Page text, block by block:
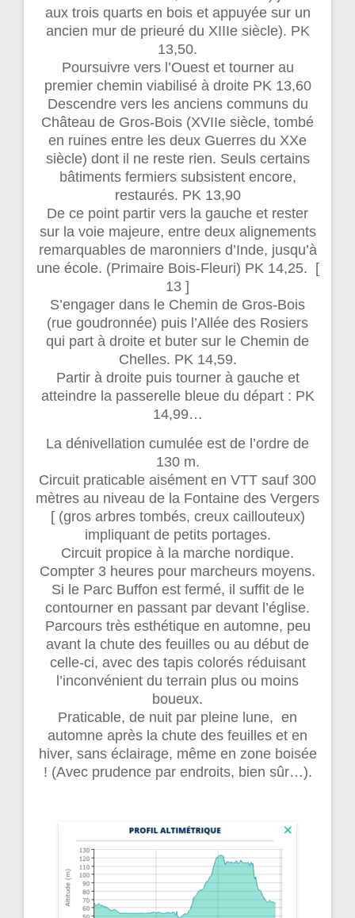
aux trois quarts en bois et appuyée sur un
ancien mur de prieuré du XIIIe siècle). PK
13,50.
Poursuivre vers l’Ouest et tourner au
premier chemin viabilisé à droite PK 13,60
Descendre vers les anciens communs du
Château de Gros-Bois (XVIIe siècle, tombé
en ruines entre les deux Guerres du XXe
siècle) dont il ne reste rien. Seuls certains
bâtiments fermiers subsistent encore,
restaurés. PK 13,90
De ce point partir vers la gauche et rester
sur la voie majeure, entre deux alignements
remarquables de maronniers d’Inde, jusqu’à
une école. (Primaire Bois-Fleuri) PK 14,25. [
13 ]
S’engager dans le Chemin de Gros-Bois
(rue goudronnée) puis l’Allée des Rosiers
qui part à droite et buter sur le Chemin de
Chelles. PK 14,59.
Partir à droite puis tourner à gauche et
atteindre la passerelle bleue du départ : PK
14,99…
La dénivellation cumulée est de l’ordre de
130 m.
Circuit praticable aisément en VTT sauf 300
mètres au niveau de la Fontaine des Vergers
[ (gros arbres tombés, creux caillouteux)
impliquant de petits portages.
Circuit propice à la marche nordique.
Compter 3 heures pour marcheurs moyens.
Si le Parc Buffon est fermé, il suffit de le
contourner en passant par devant l’église.
Parcours très esthétique en automne, peu
avant la chute des feuilles ou au début de
celle-ci, avec des tapis colorés réduisant
l’inconvénient du terrain plus ou moins
boueux.
Praticable, de nuit par pleine lune, en
automne après la chute des feuilles et en
hiver, sans éclairage, même en zone boisée
! (Avec prudence par endroits, bien sûr…).